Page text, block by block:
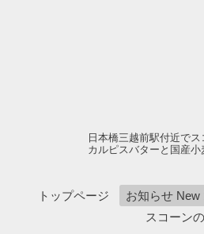
日本橋三越前駅付近で
カルピスバターと国産
トップページ お知らせ New
スコーン